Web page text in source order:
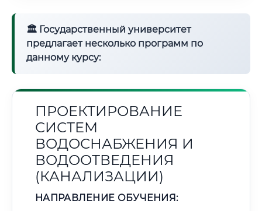
🏛 Государственный университет
предлагает несколько программ по
данному курсу:
ПРОЕКТИРОВАНИЕ
СИСТЕМ
ВОДОСНАБЖЕНИЯ И
ВОДООТВЕДЕНИЯ
(КАНАЛИЗАЦИИ)
НАПРАВЛЕНИЕ ОБУЧЕНИЯ: